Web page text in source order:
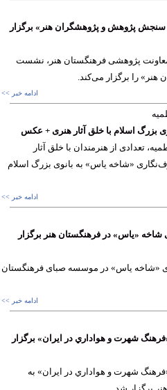
پژوهش و پژوهشگران هنر» برگزار
پژوهشی فرهنگستان هنر، نشست
را برگزار می‌کند.
ادامه خبر >>
بزرگ اسلام با خلق آثار هنری + عکس
تعدادی از هنرمندان با خلق آثار
«شاخه یاس» به بانوی بزرگ اسلام
ادامه خبر >>
«یاس» در فرهنگستان هنر برگزار
«شاخه یاس» در موسسه صبای فرهنگستان
ادامه خبر >>
شهرت و هواداري در ايران» برگزار
شهرت و هواداري در ايران» به